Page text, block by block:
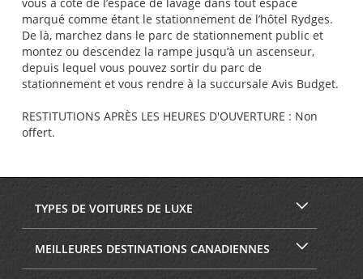
marqué comme étant le stationnement de l’hôtel Rydges.
De là, marchez dans le parc de stationnement public et
montez ou descendez la rampe jusqu’à un ascenseur,
depuis lequel vous pouvez sortir du parc de
stationnement et vous rendre à la succursale Avis Budget.
RESTITUTIONS APRÈS LES HEURES D'OUVERTURE : Non
offert.
TYPES DE VOITURES DE LUXE
MEILLEURES DESTINATIONS CANADIENNES